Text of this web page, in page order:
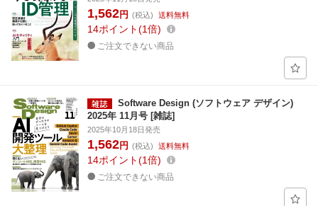
1,562円 (税込) 送料無料
14ポイント 1倍
ご注文できない商品
Software Design (ソフトウェア デザイン)
2025年 11月号 [雑誌]
2025年10月18日発売
1,562円 (税込) 送料無料
14ポイント 1倍
ご注文できない商品